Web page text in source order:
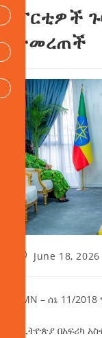
ፓርቲዎች
ተመረጠች
June 18, 2026
AMN – ሰኔ 11/
የኢትዮጵያ በአፍሪካ